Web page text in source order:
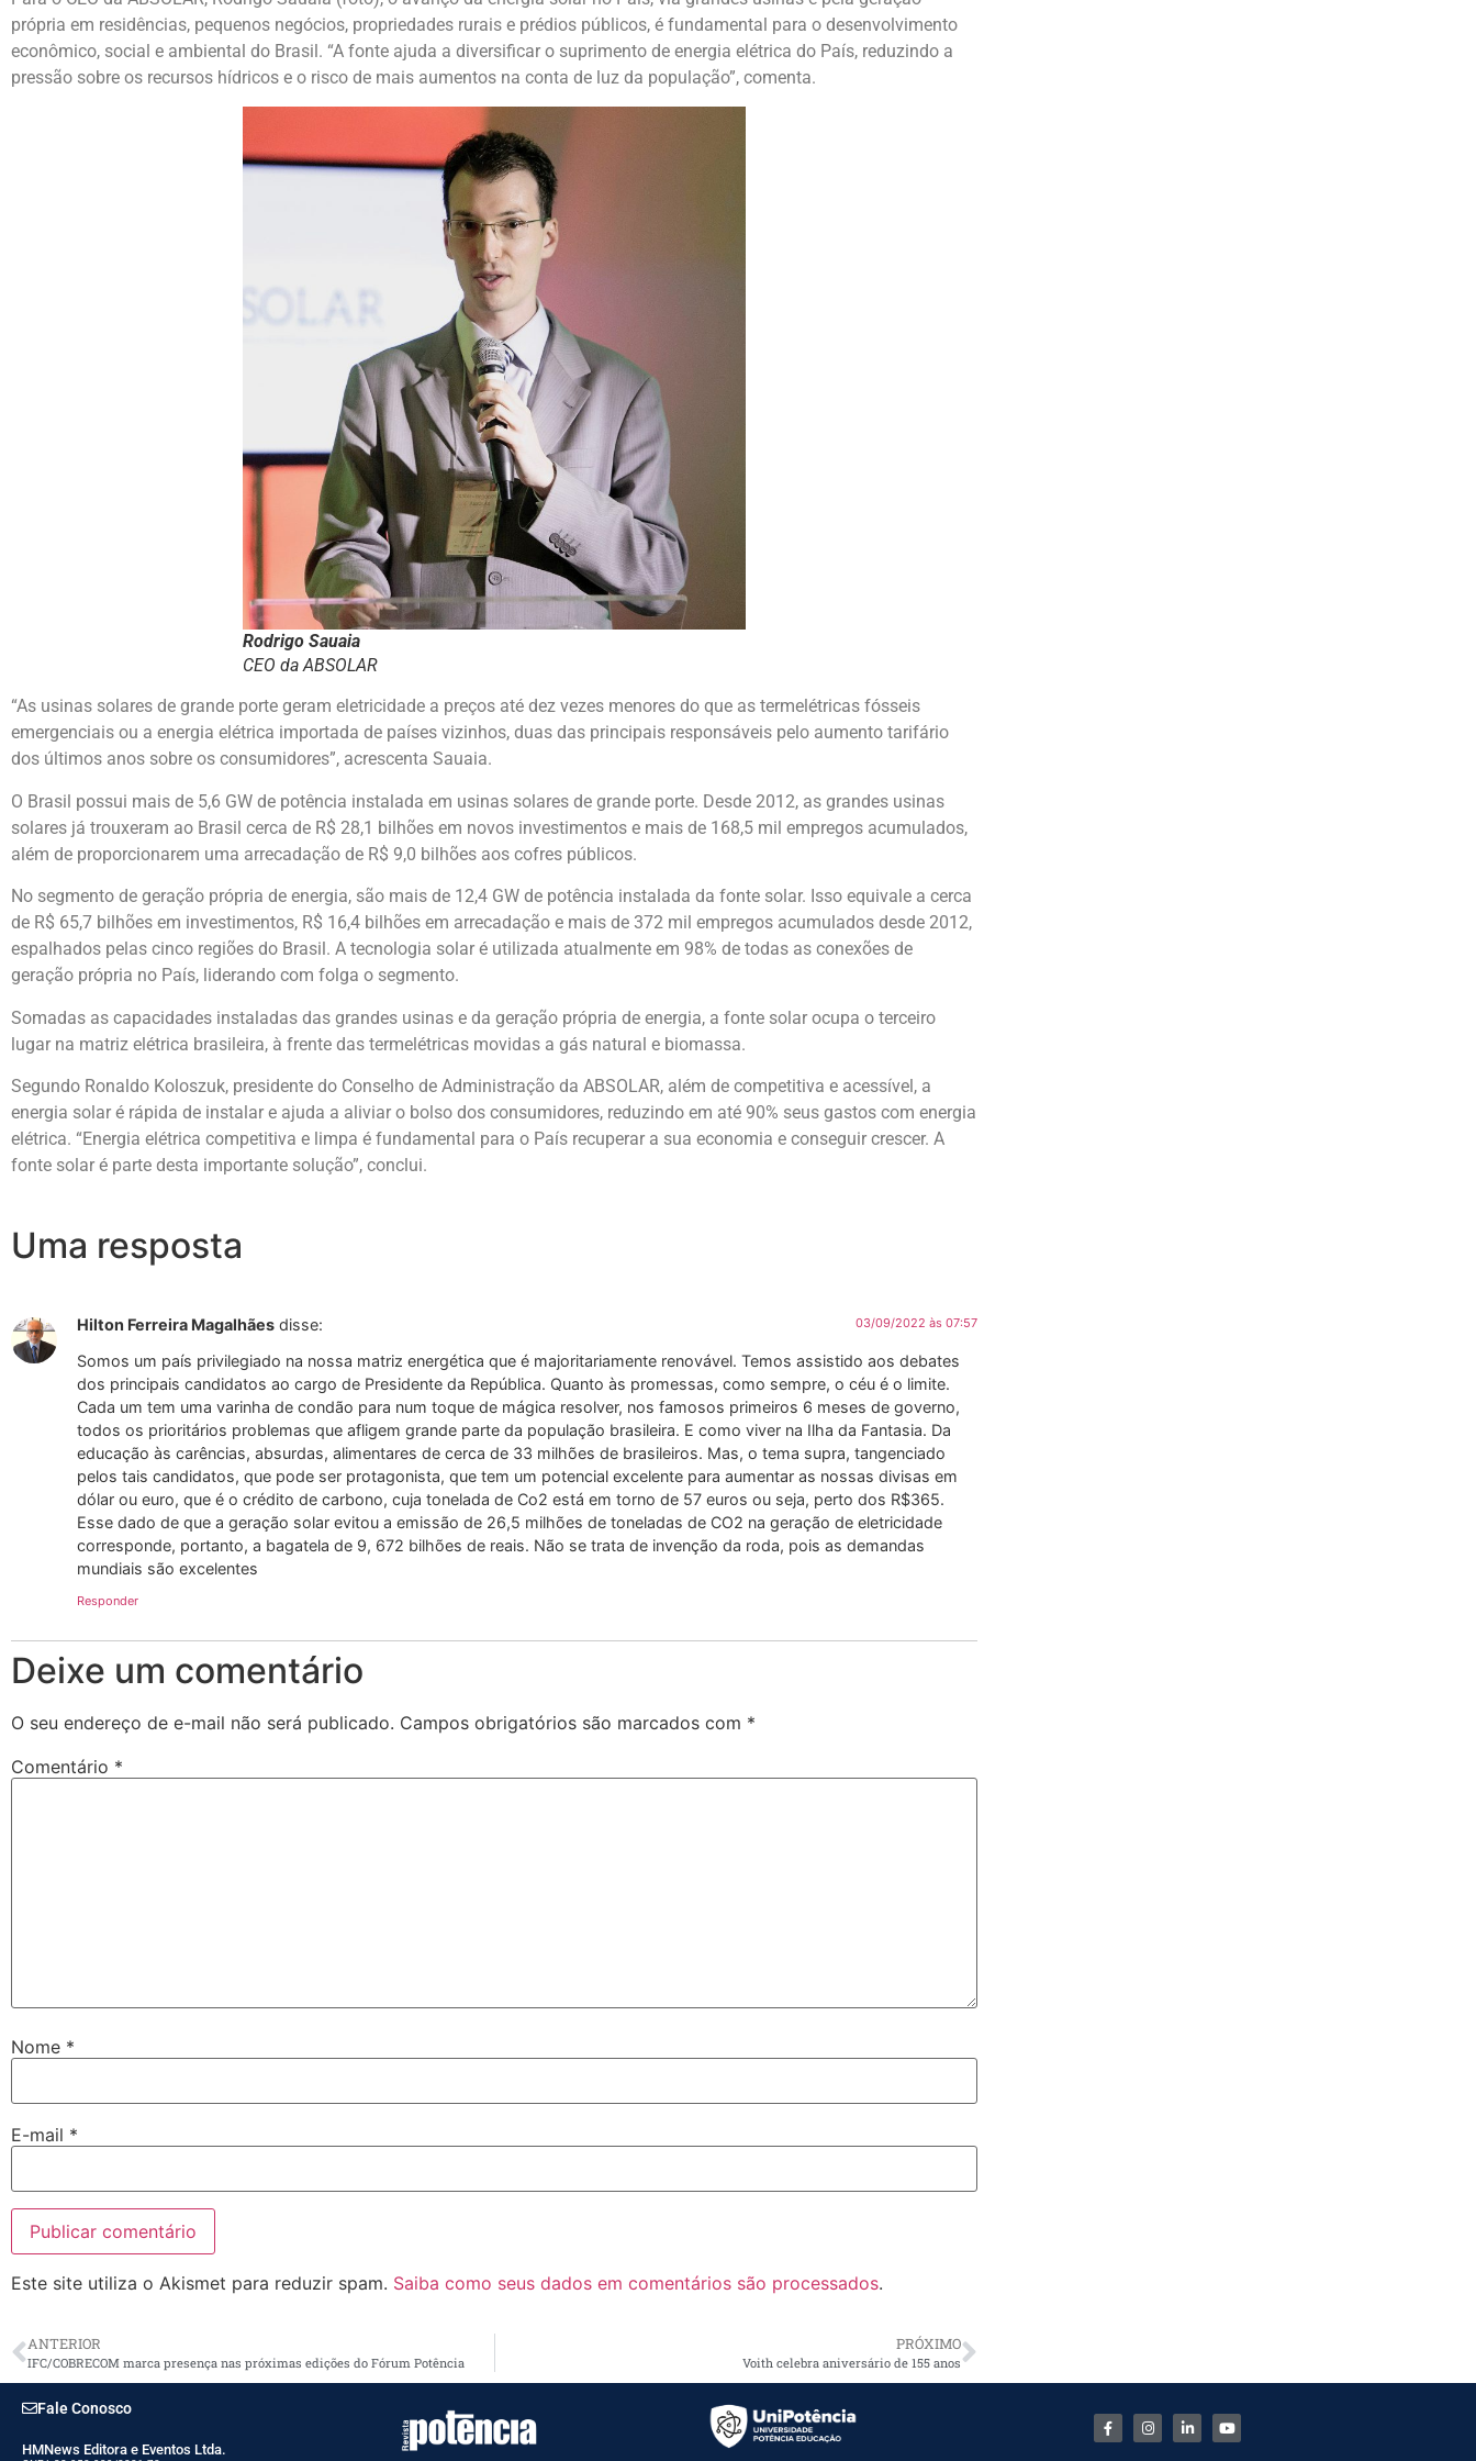
própria em residências, pequenos negócios, propriedades rurais e prédios públicos, é fundamental para o desenvolvimento
econômico, social e ambiental do Brasil. “A fonte ajuda a diversificar o suprimento de energia elétrica do País, reduzindo a
pressão sobre os recursos hídricos e o risco de mais aumentos na conta de luz da população”, comenta.
Rodrigo Sauaia
CEO da ABSOLAR
“As usinas solares de grande porte geram eletricidade a preços até dez vezes menores do que as termelétricas fósseis
emergenciais ou a energia elétrica importada de países vizinhos, duas das principais responsáveis pelo aumento tarifário
dos últimos anos sobre os consumidores”, acrescenta Sauaia.
O Brasil possui mais de 5,6 GW de potência instalada em usinas solares de grande porte. Desde 2012, as grandes usinas
solares já trouxeram ao Brasil cerca de R$ 28,1 bilhões em novos investimentos e mais de 168,5 mil empregos acumulados,
além de proporcionarem uma arrecadação de R$ 9,0 bilhões aos cofres públicos.
No segmento de geração própria de energia, são mais de 12,4 GW de potência instalada da fonte solar. Isso equivale a cerca
de R$ 65,7 bilhões em investimentos, R$ 16,4 bilhões em arrecadação e mais de 372 mil empregos acumulados desde 2012,
espalhados pelas cinco regiões do Brasil. A tecnologia solar é utilizada atualmente em 98% de todas as conexões de
geração própria no País, liderando com folga o segmento.
Somadas as capacidades instaladas das grandes usinas e da geração própria de energia, a fonte solar ocupa o terceiro
lugar na matriz elétrica brasileira, à frente das termelétricas movidas a gás natural e biomassa.
Segundo Ronaldo Koloszuk, presidente do Conselho de Administração da ABSOLAR, além de competitiva e acessível, a
energia solar é rápida de instalar e ajuda a aliviar o bolso dos consumidores, reduzindo em até 90% seus gastos com energia
elétrica. “Energia elétrica competitiva e limpa é fundamental para o País recuperar a sua economia e conseguir crescer. A
fonte solar é parte desta importante solução”, conclui.
Uma resposta
Hilton Ferreira Magalhães disse: 03/09/2022 às 07:57
Somos um país privilegiado na nossa matriz energética que é majoritariamente renovável. Temos assistido aos debates
dos principais candidatos ao cargo de Presidente da República. Quanto às promessas, como sempre, o céu é o limite.
Cada um tem uma varinha de condão para num toque de mágica resolver, nos famosos primeiros 6 meses de governo,
todos os prioritários problemas que afligem grande parte da população brasileira. E como viver na Ilha da Fantasia. Da
educação às carências, absurdas, alimentares de cerca de 33 milhões de brasileiros. Mas, o tema supra, tangenciado
pelos tais candidatos, que pode ser protagonista, que tem um potencial excelente para aumentar as nossas divisas em
dólar ou euro, que é o crédito de carbono, cuja tonelada de Co2 está em torno de 57 euros ou seja, perto dos R$365.
Esse dado de que a geração solar evitou a emissão de 26,5 milhões de toneladas de CO2 na geração de eletricidade
corresponde, portanto, a bagatela de 9, 672 bilhões de reais. Não se trata de invenção da roda, pois as demandas
mundiais são excelentes
Responder
Deixe um comentário
O seu endereço de e-mail não será publicado. Campos obrigatórios são marcados com *
Comentário *
Nome *
E-mail *
Este site utiliza o Akismet para reduzir spam. Saiba como seus dados em comentários são processados.
ANTERIOR
IFC/COBRECOM marca presença nas próximas edições do Fórum Potência
PRÓXIMO
Voith celebra aniversário de 155 anos
Fale Conosco
HMNews Editora e Eventos Ltda.